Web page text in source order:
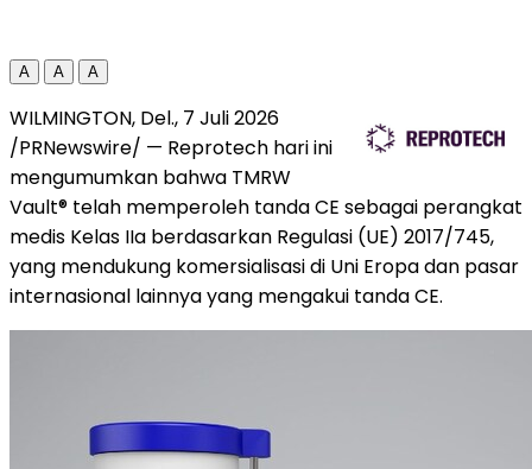
A A A
WILMINGTON, Del., 7 Juli 2026
/PRNewswire/ — Reprotech hari ini
mengumumkan bahwa TMRW
Vault® telah memperoleh tanda CE sebagai perangkat
medis Kelas IIa berdasarkan Regulasi (UE) 2017/745,
yang mendukung komersialisasi di Uni Eropa dan pasar
internasional lainnya yang mengakui tanda CE.